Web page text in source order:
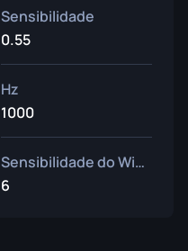
Sensibilidade
0.55
Hz
1000
Sensibilidade do Windows
6